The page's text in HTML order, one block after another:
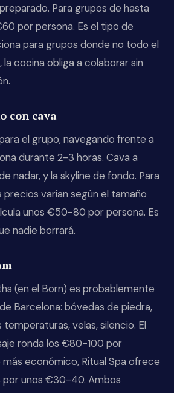
Para grupos de hasta
por persona. Es el tipo de
para grupos donde no todo el
cocina obliga a colaborar sin
con cava
el grupo, navegando frente a
durante 2-3 horas. Cava a
nadar, y la skyline de fondo. Para
precios varían según el tamaño
unos €50-80 por persona. Es
nadie borrará.
(en el Born) es probablemente
Barcelona: bóvedas de piedra,
velas, silencio. El
ronda los €80-100 por
más económico, Ritual Spa ofrece
por unos €30-40. Ambos